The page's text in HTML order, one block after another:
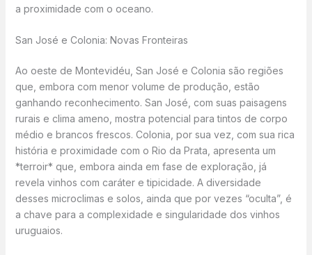
a proximidade com o oceano.
San José e Colonia: Novas Fronteiras
Ao oeste de Montevidéu, San José e Colonia são regiões
que, embora com menor volume de produção, estão
ganhando reconhecimento. San José, com suas paisagens
rurais e clima ameno, mostra potencial para tintos de corpo
médio e brancos frescos. Colonia, por sua vez, com sua rica
história e proximidade com o Rio da Prata, apresenta um
*terroir* que, embora ainda em fase de exploração, já
revela vinhos com caráter e tipicidade. A diversidade
desses microclimas e solos, ainda que por vezes “oculta”, é
a chave para a complexidade e singularidade dos vinhos
uruguaios.